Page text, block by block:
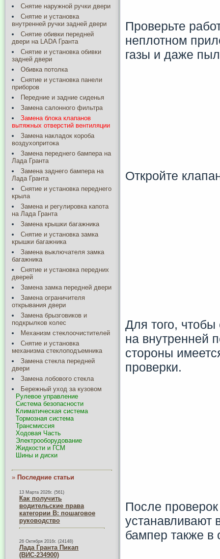
Снятие наружной ручки двери
Снятие и установка
внутренней ручки задней двери
Снятие обивки передней
двери на LADA Гранта
Снятие и установка обивки
задней двери
Обивка потолка
Снятие и установка панели
приборов
Передние и задние сиденья
Замена салонного фильтра
Замена блока клапанов
вытяжных отверстий вентиляции
Замена накладок короба
воздухопритока
Замена переднего бампера на
Лада Гранта
Замена заднего бампера на
Лада Гранта
Снятие и установка переднего
крыла
Замена и регулировка капота
на Лада Гранта
Замена крышки багажника
Снятие и установка замка
крышки багажника
Замена выключателя замка
багажника
Снятие и установка передних
дверей
Замена замка передней двери
Замена ограничителя
открывания двери
Замена брызговиков и
подкрылков колес
Механизм стеклоочистителей
Снятие и установка
механизма стеклоподъемника
Замена стекла передней
двери
Замена лобового стекла
Бережный уход за кузовом
Рулевое управление
Система безопасности
Климатическая система
Тормозная система
Трансмиссия
Ходовая Часть
Электрооборудование
Жидкости и ГСМ
Шины и диски
» Последние статьи
13 Марта 2026г. (561)
Как получить
водительские права
категории B: пошаговое
руководство
26 Октября 2016г. (24148)
Лада Гранта Пикап
(ВИС-234900)
Проверьте
неплотном
газы и даже
Откройте
Для того,
на внутренней
стороны
проверки.
После
устанавливают
бампер также в